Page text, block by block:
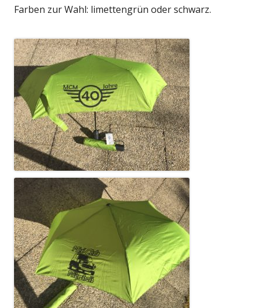
Farben zur Wahl: limettengrün oder schwarz.